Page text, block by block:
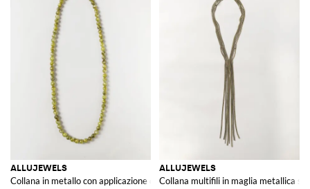
ALLUJEWELS
Collana in metallo con applicazione di pietre e cristalli colorati
ALLUJEWELS
Collana multifili in maglia metallica